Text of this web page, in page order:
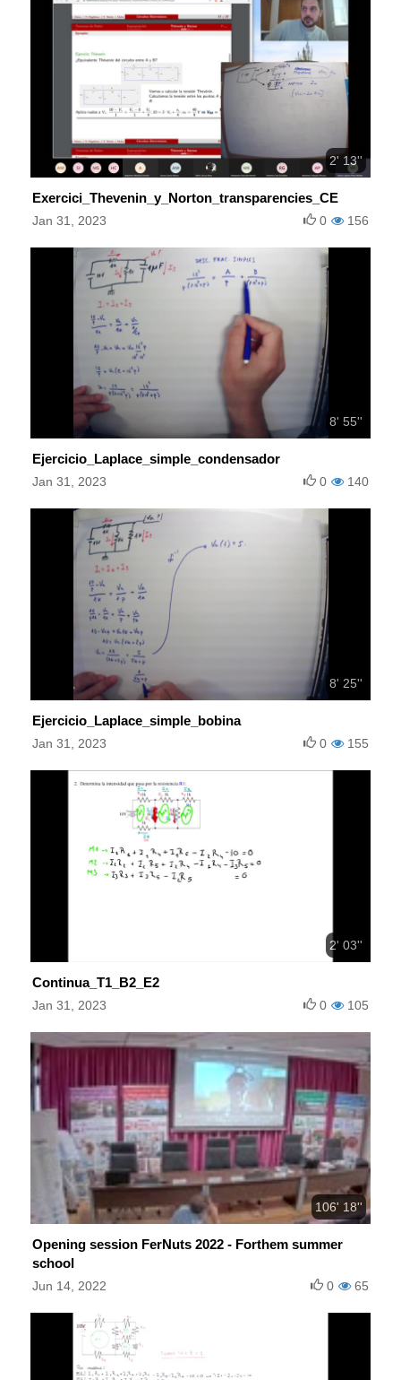
2' 13''
Exercici_Thevenin_y_Norton_transparencies_CE
Jan 31, 2023 156
0
8' 55''
Ejercicio_Laplace_simple_condensador
Jan 31, 2023 140
0
8' 25''
Ejercicio_Laplace_simple_bobina
Jan 31, 2023 155
0
2' 03''
Continua_T1_B2_E2
Jan 31, 2023 105
0
106' 18''
Opening session FerNuts 2022 - Forthem summer
school
Jun 14, 2022 65
0